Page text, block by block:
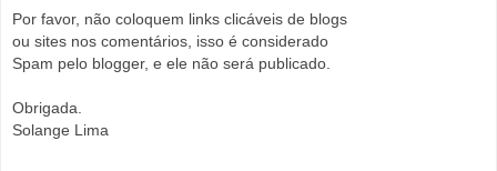
Por favor, não coloquem links clicáveis de blogs
ou sites nos comentários, isso é considerado
Spam pelo blogger, e ele não será publicado.
Obrigada.
Solange Lima